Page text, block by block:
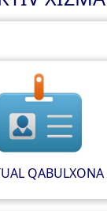
QABULXONA